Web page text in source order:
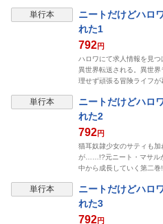
単行本
ニートだけどハロ
れた1
792円
ハロワにて求人情報を見
異世界転送される。異世
理せず頑張る冒険ライフが
単行本
ニートだけどハロ
れた2
792円
猫耳奴隷少女のサティも
が……!?元ニート・マサル
中から成長していく第二巻!
単行本
ニートだけどハロ
れた3
792円